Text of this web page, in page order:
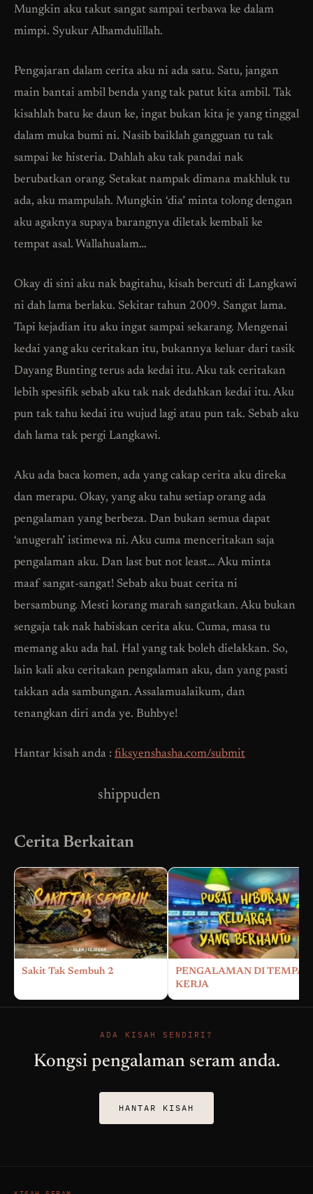
Mungkin aku takut sangat sampai terbawa ke dalam
mimpi. Syukur Alhamdulillah.
Pengajaran dalam cerita aku ni ada satu. Satu, jangan
main bantai ambil benda yang tak patut kita ambil. Tak
kisahlah batu ke daun ke, ingat bukan kita je yang tinggal
dalam muka bumi ni. Nasib baiklah gangguan tu tak
sampai ke histeria. Dahlah aku tak pandai nak
berubatkan orang. Setakat nampak dimana makhluk tu
ada, aku mampulah. Mungkin ‘dia’ minta tolong dengan
aku agaknya supaya barangnya diletak kembali ke
tempat asal. Wallahualam…
Okay di sini aku nak bagitahu, kisah bercuti di Langkawi
ni dah lama berlaku. Sekitar tahun 2009. Sangat lama.
Tapi kejadian itu aku ingat sampai sekarang. Mengenai
kedai yang aku ceritakan itu, bukannya keluar dari tasik
Dayang Bunting terus ada kedai itu. Aku tak ceritakan
lebih spesifik sebab aku tak nak dedahkan kedai itu. Aku
pun tak tahu kedai itu wujud lagi atau pun tak. Sebab aku
dah lama tak pergi Langkawi.
Aku ada baca komen, ada yang cakap cerita aku direka
dan merapu. Okay, yang aku tahu setiap orang ada
pengalaman yang berbeza. Dan bukan semua dapat
‘anugerah’ istimewa ni. Aku cuma menceritakan saja
pengalaman aku. Dan last but not least… Aku minta
maaf sangat-sangat! Sebab aku buat cerita ni
bersambung. Mesti korang marah sangatkan. Aku bukan
sengaja tak nak habiskan cerita aku. Cuma, masa tu
memang aku ada hal. Hal yang tak boleh dielakkan. So,
lain kali aku ceritakan pengalaman aku, dan yang pasti
takkan ada sambungan. Assalamualaikum, dan
tenangkan diri anda ye. Buhbye!
Hantar kisah anda : fiksyenshasha.com/submit
shippuden
Cerita Berkaitan
Sakit Tak Sembuh 2
PENGALAMAN DI TEMPAT
KERJA
ADA KISAH SENDIRI?
Kongsi pengalaman seram anda.
HANTAR KISAH